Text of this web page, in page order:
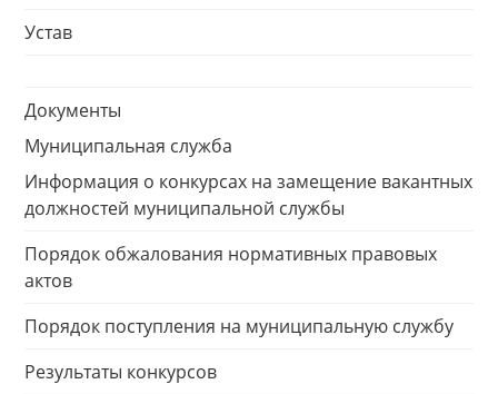
Устав
Документы
Муниципальная служба
Информация о конкурсах на замещение вакантных
должностей муниципальной службы
Порядок обжалования нормативных правовых
актов
Порядок поступления на муниципальную службу
Результаты конкурсов